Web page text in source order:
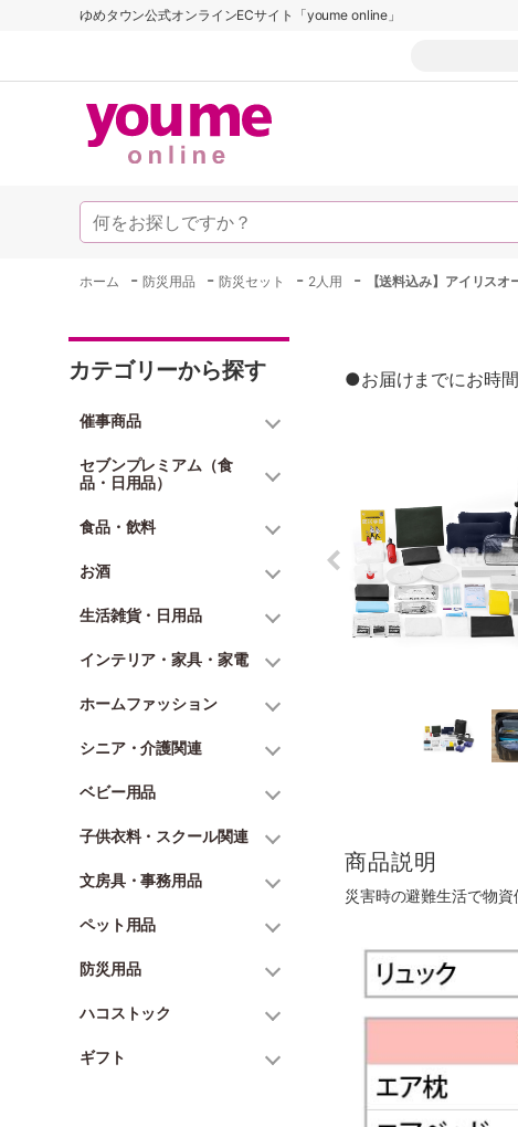
ゆめタウン公式オンラインECサイト「youme online」
ホーム -防災用品 -防災セット - 2人用 - 【送料込み】アイリス
カテゴリーから探す
催事商品
セブンプレミアム（食
品・日用品）
食品・飲料
お酒
生活雑貨・日用品
インテリア・家具・家電
ホームファッション
シニア・介護関連
ベビー用品
子供衣料・スクール関連
文房具・事務用品
ペット用品
防災用品
ハコストック
ギフト
●お届けまでにお時
商品説明
災害時の避難生活で物